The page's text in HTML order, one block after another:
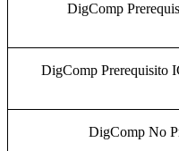
DigComp
DigComp Prerequisito
DigComp No